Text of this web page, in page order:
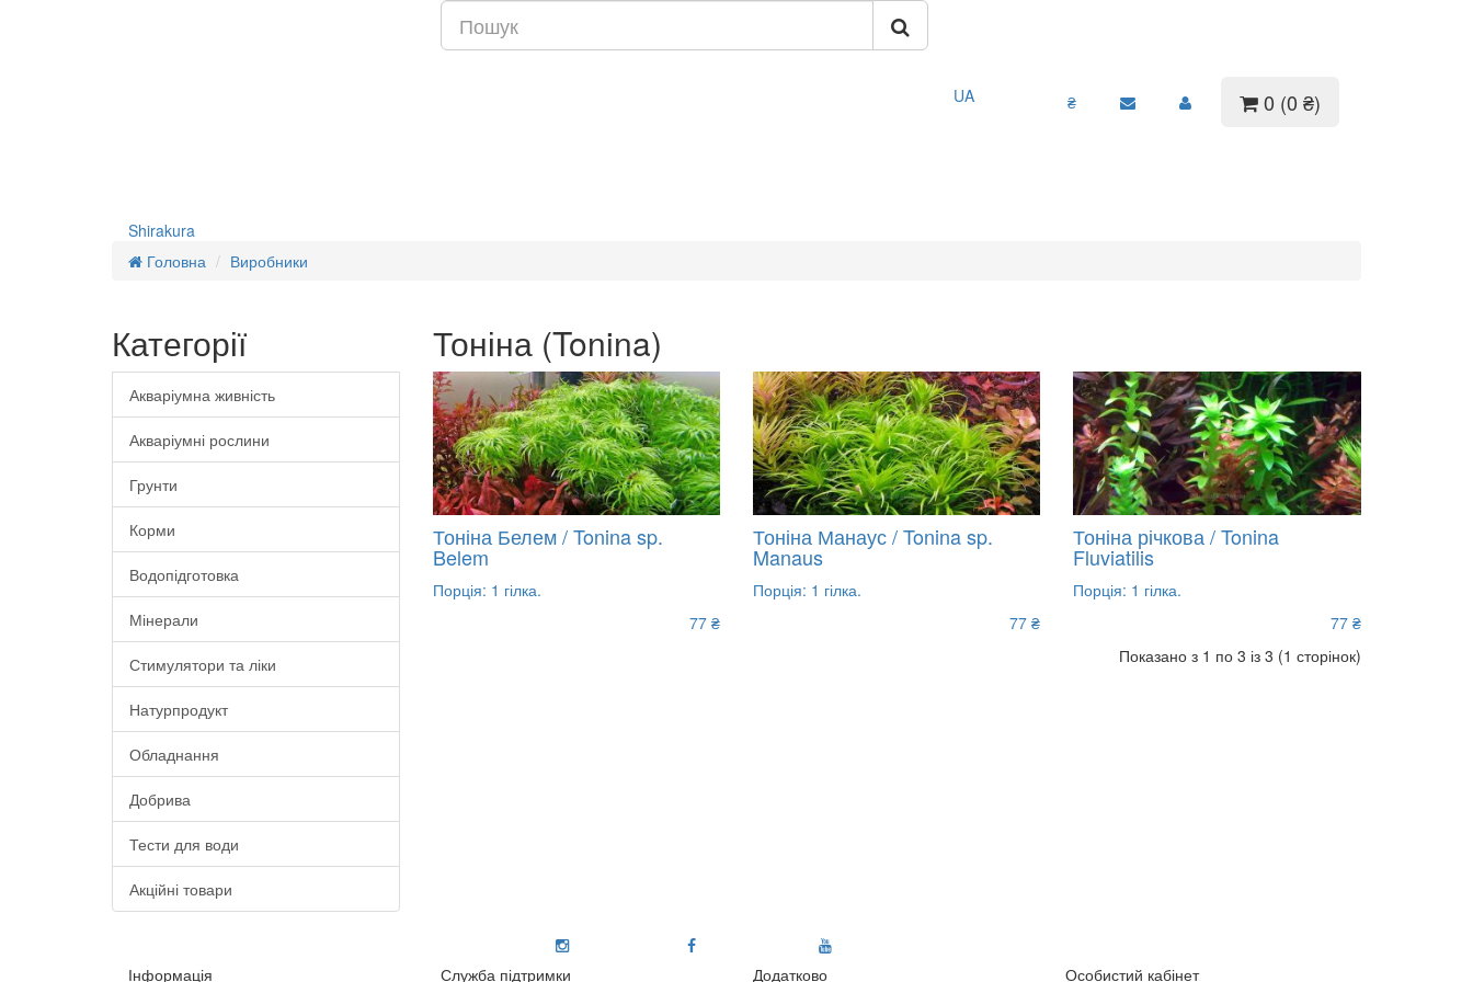
Shirakura
UA ₴ 0 (0 ₴)
Головна Виробники
Категорії
Акваріумна живність
Акваріумні рослини
Грунти
Корми
Водопідготовка
Мінерали
Стимулятори та ліки
Натурпродукт
Обладнання
Добрива
Тести для води
Акційні товари
Тоніна (Tonina)
Тоніна Белем / Tonina sp.
Belem
Порція: 1 гілка.
77 ₴
Тоніна Манаус / Tonina sp.
Manaus
Порція: 1 гілка.
77 ₴
Тоніна річкова / Tonina
Fluviatilis
Порція: 1 гілка.
77 ₴
Показано з 1 по 3 із 3 (1 сторінок)
Інформація Служба підтримки Додатково Особистий кабінет